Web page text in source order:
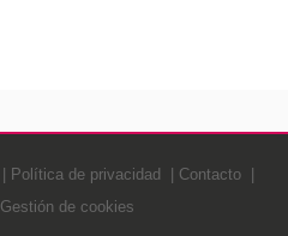
Política de privacidad
Contacto
Gestión de cookies